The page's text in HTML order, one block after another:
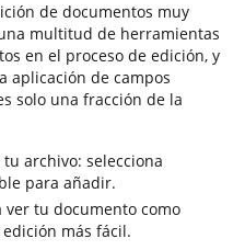
de documentos muy
multitud de herramientas
en el proceso de edición, y
aplicación de campos
solo una fracción de la
archivo: selecciona
para añadir.
ver tu documento como
más fácil.